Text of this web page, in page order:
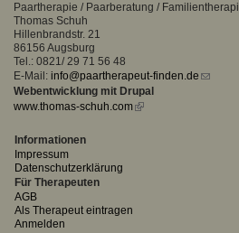
Paartherapie / Paarberatung /
Thomas Schuh
Hillenbrandstr. 21
86156 Augsburg
Tel.: 0821/ 29 71 56 48
E-Mail: info@paartherapeut-finden.de (link
Webentwicklung mit Drupal
www.thomas-schuh.com(link
Informationen
Impressum
Datenschutzerklärung
Für Therapeuten
AGB
Als Therapeut eintragen
Anmelden